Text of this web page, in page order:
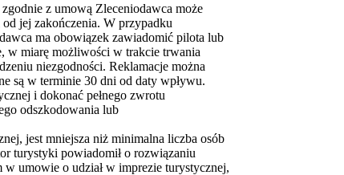
z umową Zleceniodawca może
jej zakończenia. W przypadku
ma obowiązek zawiadomić pilota lub
w miarę możliwości w trakcie trwania
niezgodności. Reklamacje można
są w terminie 30 dni od daty wpływu.
i dokonać pełnego zwrotu
odszkodowania lub
jest mniejsza niż minimalna liczba osób
turystyki powiadomił o rozwiązaniu
umowie o udział w imprezie turystycznej,